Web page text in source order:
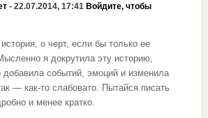
- 22.07.2014, 17:41 Войдите, чтобы
о черт, если бы только ее
я докрутила эту историю,
добавила событий, эмоций и изменила
— как-то слабовато. Пытайся писать
и менее кратко.